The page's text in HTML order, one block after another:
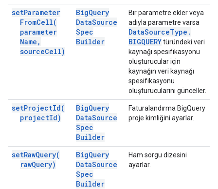
setParameter
FromCell(
parameter
Name ,
sourceCell)
BigQuery
DataSource
Spec
Builder
Bir parametre ekler veya
adıyla parametre varsa
DataSourceType .
BIGQUERYtüründeki veri
kaynağı spesifikasyonu
oluşturucular için
kaynağın veri kaynağı
spesifikasyonu
oluşturucularını günceller.
setProjectId(
projectId)
BigQuery
DataSource
Spec
Builder
Faturalandırma BigQuery
proje kimliğini ayarlar.
setRawQuery(
rawQuery)
BigQuery
DataSource
Spec
Builder
Ham sorgu dizesini
ayarlar.